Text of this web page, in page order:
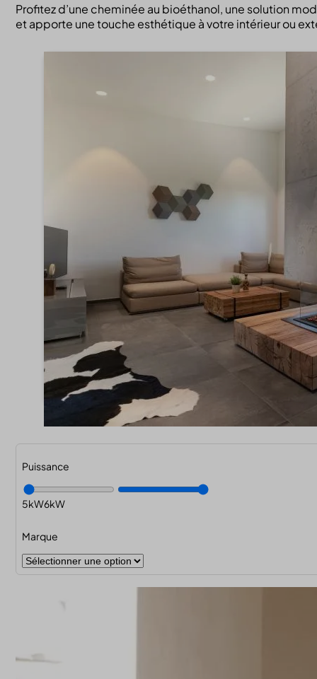
Profitez d’une cheminée au bioéthanol, une solution
et apporte une touche esthétique à votre intérieur ou
Puissance
5 6
Marque